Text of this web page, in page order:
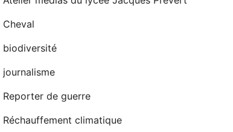
Cheval
biodiversité
journalisme
Reporter de guerre
Réchauffement climatique